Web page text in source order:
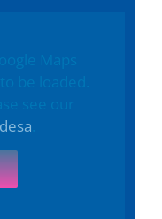
Maps
be loaded.
see our